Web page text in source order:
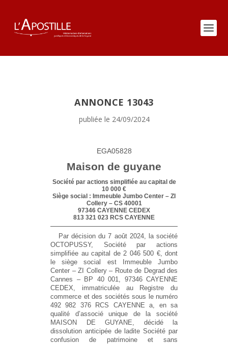
ANNONCE 13043
publiée le 24/09/2024
EGA05828
Maison de guyane
Société par actions simplifiée au capital de
10 000 €
Siège social : Immeuble Jumbo Center – ZI
Collery – CS 40001
97346 CAYENNE CEDEX
813 321 023 RCS CAYENNE
Par décision du 7 août 2024, la société
OCTOPUSSY, Société par actions
simplifiée au capital de 2 046 500 €, dont
le siège social est Immeuble Jumbo
Center – ZI Collery – Route de Degrad des
Cannes – BP 40 001, 97346 CAYENNE
CEDEX, immatriculée au Registre du
commerce et des sociétés sous le numéro
492 982 376 RCS CAYENNE a, en sa
qualité d’associé unique de la société
MAISON DE GUYANE, décidé la
dissolution anticipée de ladite Société par
confusion de patrimoine et sans